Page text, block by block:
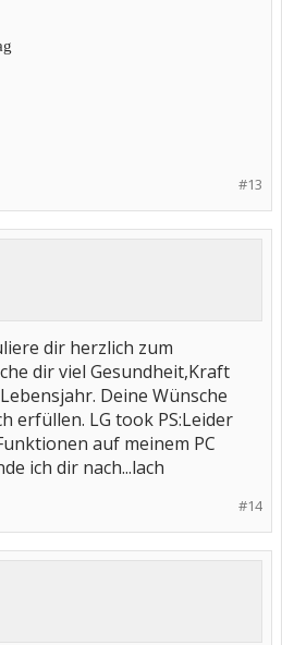
#13
dir herzlich zum
dir viel Gesundheit,Kraft
Deine Wünsche
erfüllen. LG took PS:Leider
auf meinem PC
ich dir nach...lach
#14